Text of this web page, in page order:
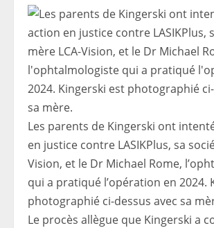
Les parents de Kingerski ont
en justice contre LASIKPlus, sa
Vision, et le Dr Michael Rome,
qui a pratiqué l’opération en 2024.
photographié ci-dessus avec sa
Le procès allègue que Kingerski a